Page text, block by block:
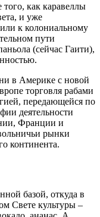
как каравеллы
и уже
к колониальному
пути
(сейчас Гаити),
в Америке с новой
торговля рабами
передающейся по
деятельности
Франции и
рынки
континента.
базой, откуда в
Свете культуры –